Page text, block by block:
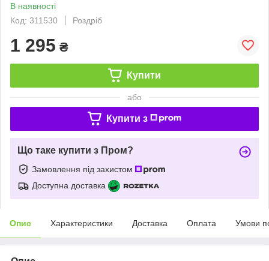
В наявності
Код: 311530
Роздріб
1 295 ₴
Купити
або
Купити з
Що таке купити з Пром?
Замовлення під захистом
Доступна доставка
Опис Характеристики Доставка Оплата Умови